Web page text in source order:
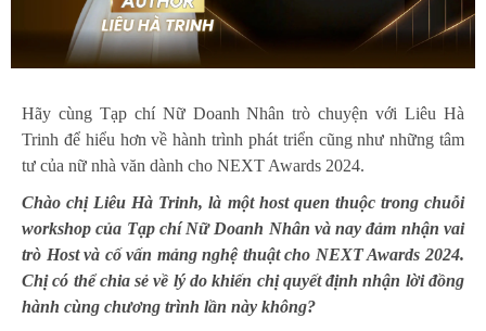
Hãy cùng Tạp chí Nữ Doanh Nhân trò chuyện với Liêu Hà
Trinh để hiểu hơn về hành trình phát triển cũng như những tâm
tư của nữ nhà văn dành cho NEXT Awards 2024.
Chào chị Liêu Hà Trinh, là một host quen thuộc trong chuỗi
workshop của Tạp chí Nữ Doanh Nhân và nay đảm nhận vai
trò Host và cố vấn mảng nghệ thuật cho NEXT Awards 2024.
Chị có thể chia sẻ về lý do khiến chị quyết định nhận lời đồng
hành cùng chương trình lần này không?